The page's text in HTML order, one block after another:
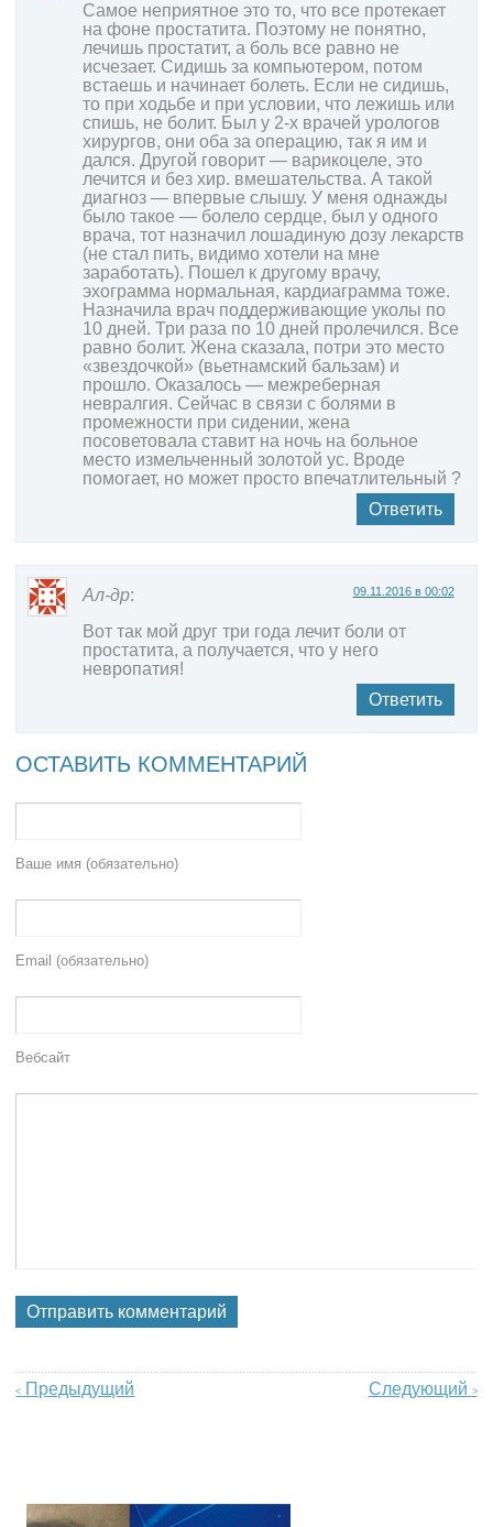
Самое неприятное это то, что все протекает
на фоне простатита. Поэтому не понятно,
лечишь простатит, а боль все равно не
исчезает. Сидишь за компьютером, потом
встаешь и начинает болеть. Если не сидишь,
то при ходьбе и при условии, что лежишь или
спишь, не болит. Был у 2-х врачей урологов
хирургов, они оба за операцию, так я им и
дался. Другой говорит — варикоцеле, это
лечится и без хир. вмешательства. А такой
диагноз — впервые слышу. У меня однажды
было такое — болело сердце, был у одного
врача, тот назначил лошадиную дозу лекарств
(не стал пить, видимо хотели на мне
заработать). Пошел к другому врачу,
эхограмма нормальная, кардиаграмма тоже.
Назначила врач поддерживающие уколы по
10 дней. Три раза по 10 дней пролечился. Все
равно болит. Жена сказала, потри это место
«звездочкой» (вьетнамский бальзам) и
прошло. Оказалось — межреберная
невралгия. Сейчас в связи с болями в
промежности при сидении, жена
посоветовала ставит на ночь на больное
место измельченный золотой ус. Вроде
помогает, но может просто впечатлительный ?
Ответить
Ал-др: 09.11.2016 в 00:02
Вот так мой друг три года лечит боли от
простатита, а получается, что у него
невропатия!
Ответить
ОСТАВИТЬ КОММЕНТАРИЙ
Ваше имя (обязательно)
Email (обязательно)
Вебсайт
< Предыдущий Следующий >